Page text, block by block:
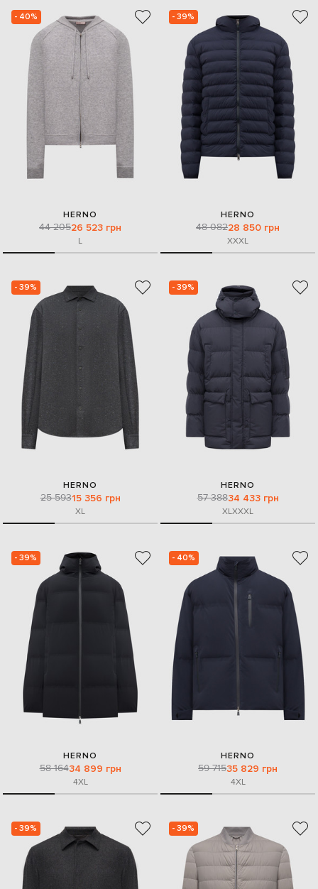
- 40%
HERNO
44 20526 523 грн
L
- 39%
HERNO
48 08228 850 грн
XXXL
- 39%
HERNO
25 59315 356 грн
XL
- 39%
HERNO
57 38834 433 грн
XLXXXL
- 39%
HERNO
58 16434 899 грн
4XL
- 40%
HERNO
59 71535 829 грн
4XL
- 39% - 39%